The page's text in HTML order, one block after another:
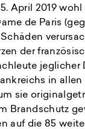
April 2019 wohl
de Paris
der
jeglicher
in allen
sie
Brandschutz
auf die 85